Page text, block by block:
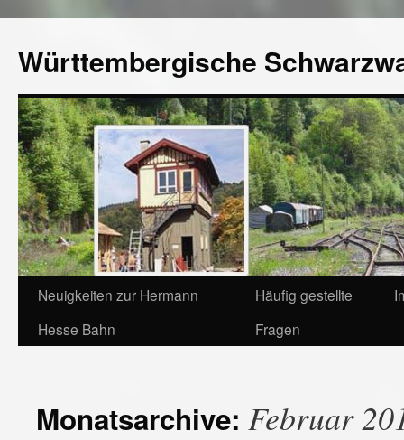
Württembergische
Neuigkeiten zur Hermann
Hesse Bahn
Häufig gestellte
Fragen
Monatsarchive: Februar